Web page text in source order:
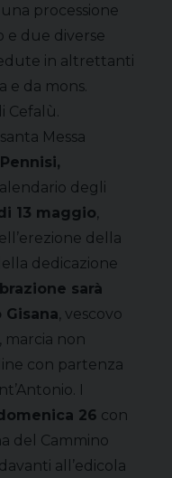
processione
e due diverse
in altrettanti
e da mons.
Cefalù.
santa Messa
degli
13 maggio
della
dedicazione
sarà
, vescovo
marcia non
con partenza
I
26 con
del Cammino
all’edicola